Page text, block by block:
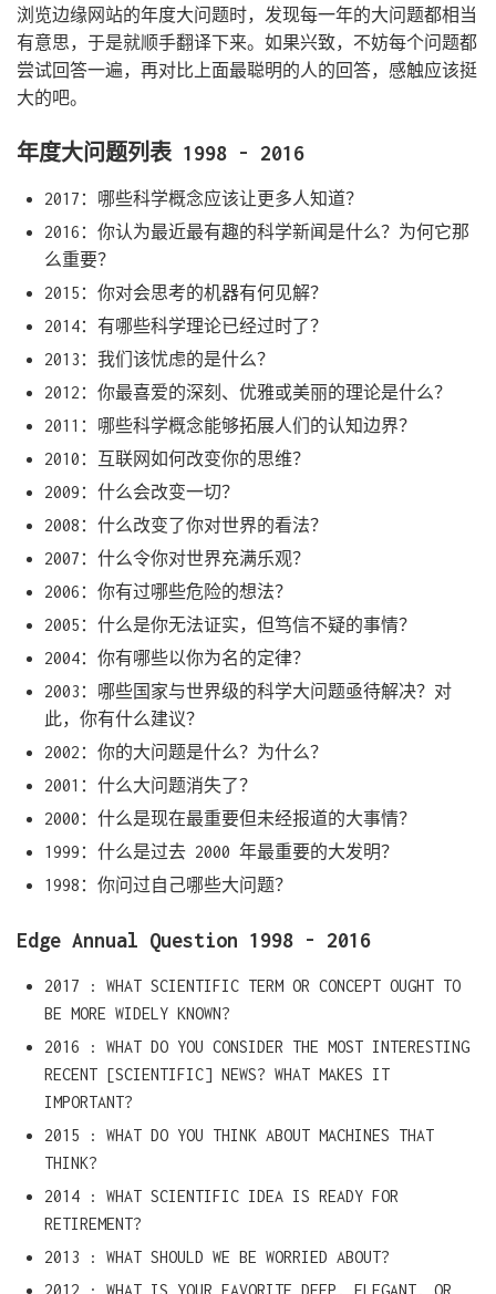
浏览边缘网站的年度大问题时，发现每一年的大问题都相当
有意思，于是就顺手翻译下来。如果兴致，不妨每个问题都
尝试回答一遍，再对比上面最聪明的人的回答，感触应该挺
大的吧。
年度大问题列表 1998 - 2016
2017：哪些科学概念应该让更多人知道？
2016：你认为最近最有趣的科学新闻是什么？为何它那
么重要？
2015：你对会思考的机器有何见解？
2014：有哪些科学理论已经过时了？
2013：我们该忧虑的是什么？
2012：你最喜爱的深刻、优雅或美丽的理论是什么？
2011：哪些科学概念能够拓展人们的认知边界？
2010：互联网如何改变你的思维？
2009：什么会改变一切？
2008：什么改变了你对世界的看法？
2007：什么令你对世界充满乐观？
2006：你有过哪些危险的想法？
2005：什么是你无法证实，但笃信不疑的事情？
2004：你有哪些以你为名的定律？
2003：哪些国家与世界级的科学大问题亟待解决？对
此，你有什么建议？
2002：你的大问题是什么？为什么？
2001：什么大问题消失了？
2000：什么是现在最重要但未经报道的大事情？
1999：什么是过去 2000 年最重要的大发明？
1998：你问过自己哪些大问题？
Edge Annual Question 1998 - 2016
2017 : WHAT SCIENTIFIC TERM OR CONCEPT OUGHT TO
BE MORE WIDELY KNOWN?
2016 : WHAT DO YOU CONSIDER THE MOST INTERESTING
RECENT [SCIENTIFIC] NEWS? WHAT MAKES IT
IMPORTANT?
2015 : WHAT DO YOU THINK ABOUT MACHINES THAT
THINK?
2014 : WHAT SCIENTIFIC IDEA IS READY FOR
RETIREMENT?
2013 : WHAT SHOULD WE BE WORRIED ABOUT?
2012 : WHAT IS YOUR FAVORITE DEEP, ELEGANT, OR